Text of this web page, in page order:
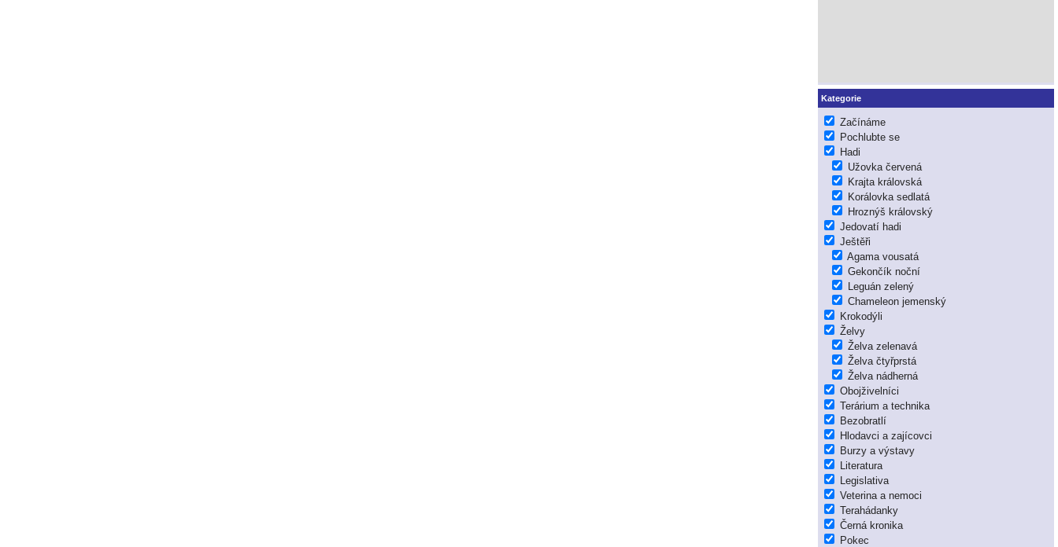
Kategorie
Začínáme
Pochlubte se
Hadi
Užovka červená
Krajta královská
Korálovka sedlatá
Hroznýš královský
Jedovatí hadi
Ještěři
Agama vousatá
Gekončík noční
Leguán zelený
Chameleon jemenský
Krokodýli
Želvy
Želva zelenavá
Želva čtyřprstá
Želva nádherná
Obojživelníci
Terárium a technika
Bezobratlí
Hlodavci a zajícovci
Burzy a výstavy
Literatura
Legislativa
Veterina a nemoci
Terahádanky
Černá kronika
Pokec